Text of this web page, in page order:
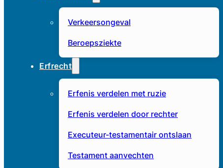
Verkeersongeval
Beroepsziekte
Erfrecht
Erfenis verdelen met ruzie
Erfenis verdelen door rechter
Executeur-testamentair ontslaan
Testament aanvechten